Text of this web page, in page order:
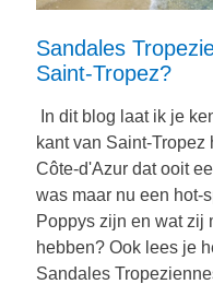
Sandales
Saint-Tropez?
In dit blog laat ik je
kant van Saint-
Côte-d'Azur dat ooit
was maar nu een hot-
Poppys zijn en wat zij
hebben? Ook lees je
Sandales